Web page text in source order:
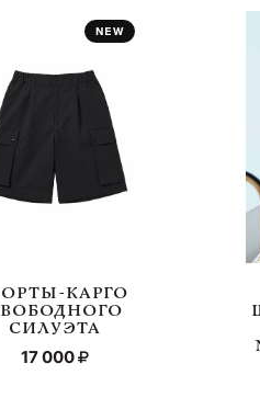
КАРГО
СИЛУЭТА
17 000